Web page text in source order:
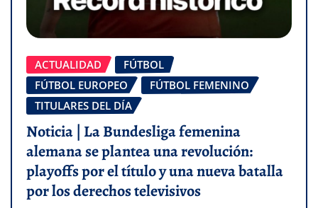
ACTUALIDAD
FÚTBOL
FÚTBOL EUROPEO
FÚTBOL FEMENINO
TITULARES DEL DÍA
Noticia | La Bundesliga femenina
alemana se plantea una revolución:
playoffs por el título y una nueva batalla
por los derechos televisivos